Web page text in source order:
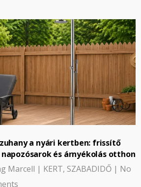
a nyári kertben: frissítő
és árnyékolás otthon
Marcell | KERT, SZABADIDŐ | No